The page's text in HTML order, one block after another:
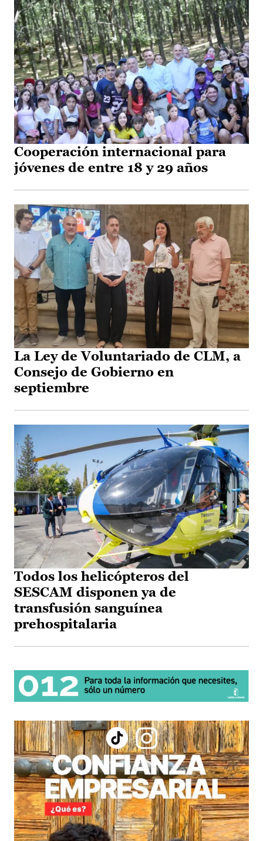
Cooperación internacional para
jóvenes de entre 18 y 29 años
La Ley de Voluntariado de CLM, a
Consejo de Gobierno en
septiembre
Todos los helicópteros del
SESCAM disponen ya de
transfusión sanguínea
prehospitalaria